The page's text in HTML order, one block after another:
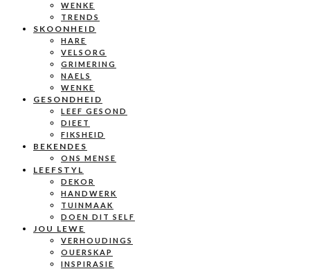
WENKE
TRENDS
SKOONHEID
HARE
VELSORG
GRIMERING
NAELS
WENKE
GESONDHEID
LEEF GESOND
DIEET
FIKSHEID
BEKENDES
ONS MENSE
LEEFSTYL
DEKOR
HANDWERK
TUINMAAK
DOEN DIT SELF
JOU LEWE
VERHOUDINGS
OUERSKAP
INSPIRASIE